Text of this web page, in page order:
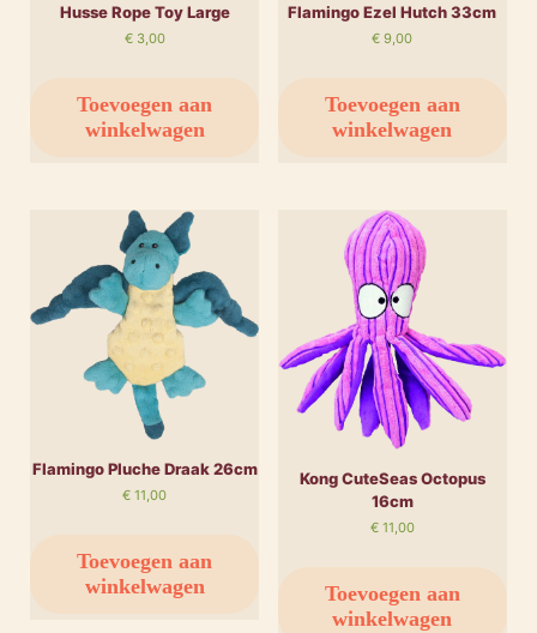
Husse Rope Toy Large
€3,00
Toevoegen aan
winkelwagen
Flamingo Ezel Hutch 33cm
€ 9,00
Toevoegen aan
winkelwagen
Flamingo Pluche Draak 26cm
€ 11,00
Toevoegen aan
winkelwagen
Kong CuteSeas Octopus
16cm
€11,00
Toevoegen aan
winkelwagen